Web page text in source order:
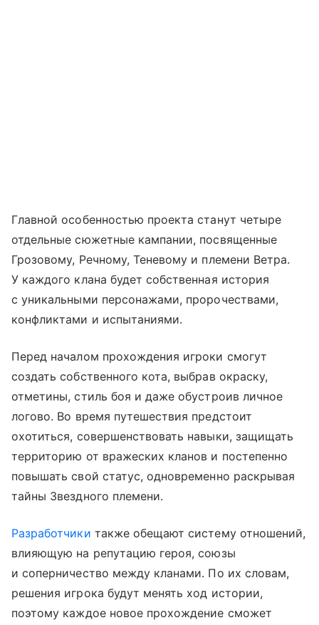
Главной особенностью проекта станут четыре
отдельные сюжетные кампании, посвященные
Грозовому, Речному, Теневому и племени Ветра.
У каждого клана будет собственная история
с уникальными персонажами, пророчествами,
конфликтами и испытаниями.
Перед началом прохождения игроки смогут
создать собственного кота, выбрав окраску,
отметины, стиль боя и даже обустроив личное
логово. Во время путешествия предстоит
охотиться, совершенствовать навыки, защищать
территорию от вражеских кланов и постепенно
повышать свой статус, одновременно раскрывая
тайны Звездного племени.
Разработчики также обещают систему отношений,
влияющую на репутацию героя, союзы
и соперничество между кланами. По их словам,
решения игрока будут менять ход истории,
поэтому каждое новое прохождение сможет